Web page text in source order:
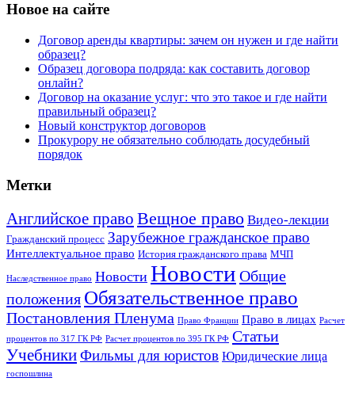
Новое на сайте
Договор аренды квартиры: зачем он нужен и где найти
образец?
Образец договора подряда: как составить договор
онлайн?
Договор на оказание услуг: что это такое и где найти
правильный образец?
Новый конструктор договоров
Прокурору не обязательно соблюдать досудебный
порядок
Метки
Английское право Вещное право Видео-лекции
Гражданский процесс Зарубежное гражданское право
Интеллектуальное право История гражданского права МЧП
Наследственное право Новости Новости Общие
положения Обязательственное право
Постановления Пленума Право Франции Право в лицах Расчет
процентов по 317 ГК РФ Расчет процентов по 395 ГК РФ Статьи
УчебникиФильмы для юристов Юридические лица
госпошлина